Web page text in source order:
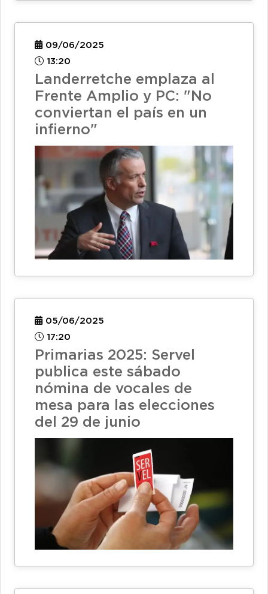
09/06/2025
13:20
Landerretche emplaza al
Frente Amplio y PC: "No
conviertan el país en un
infierno"
05/06/2025
17:20
Primarias 2025: Servel
publica este sábado
nómina de vocales de
mesa para las elecciones
del 29 de junio